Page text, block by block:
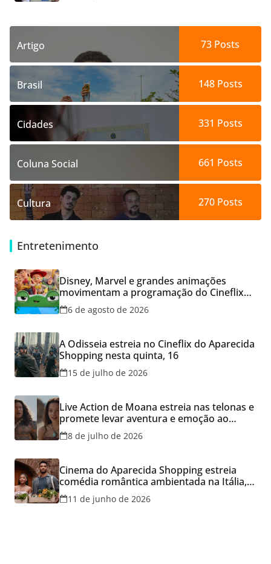
Artigo 73 Posts
Brasil 148Posts
Cidades 331 Posts
Coluna Social 661 Posts
Cultura 270Posts
Entretenimento
Disney, Marvel e grandes animações
movimentam a programação do Cineflix
do Aparecida Shopping
6 de agosto de 2026
A Odisseia estreia no Cineflix do Aparecida
Shopping nesta quinta, 16
15 de julho de 2026
Live Action de Moana estreia nas telonas e
promete levar aventura e emoção ao
Cineflix do Aparecida Shopping
8 de julho de 2026
Cinema do Aparecida Shopping estreia
comédia romântica ambientada na Itália,
hoje e lança promoção para o Dia dos
Namorados
11 de junho de 2026